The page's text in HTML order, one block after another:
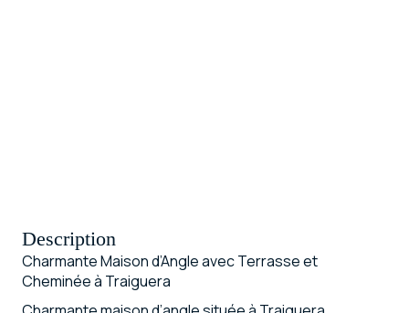
Description
Charmante Maison d’Angle avec Terrasse et
Cheminée à Traiguera